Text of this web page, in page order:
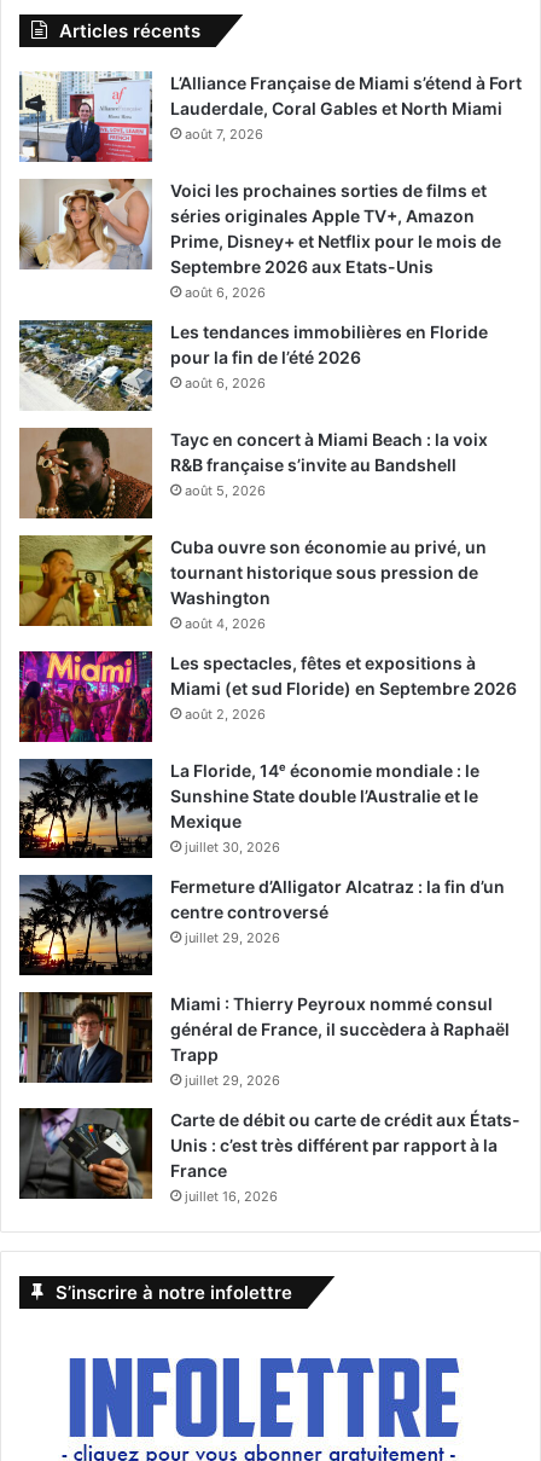
Articles récents
L’Alliance Française de Miami s’étend à Fort
Lauderdale, Coral Gables et North Miami
août 7, 2026
Voici les prochaines sorties de films et
séries originales Apple TV+, Amazon
Prime, Disney+ et Netflix pour le mois de
Septembre 2026 aux Etats-Unis
août 6, 2026
Les tendances immobilières en Floride
pour la fin de l’été 2026
août 6, 2026
Tayc en concert à Miami Beach : la voix
R&B française s’invite au Bandshell
août 5, 2026
Cuba ouvre son économie au privé, un
tournant historique sous pression de
Washington
août 4, 2026
Les spectacles, fêtes et expositions à
Miami (et sud Floride) en Septembre 2026
août 2, 2026
La Floride, 14ᵉ économie mondiale : le
Sunshine State double l’Australie et le
Mexique
juillet 30, 2026
Fermeture d’Alligator Alcatraz : la fin d’un
centre controversé
juillet 29, 2026
Miami : Thierry Peyroux nommé consul
général de France, il succèdera à Raphaël
Trapp
juillet 29, 2026
Carte de débit ou carte de crédit aux États-
Unis : c’est très différent par rapport à la
France
juillet 16, 2026
S’inscrire à notre infolettre